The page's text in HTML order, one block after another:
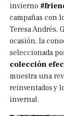
invierno
campañas con
Teresa Andrés,
ocasión, la
seleccionada
colección
muestra una
reinventados y
invernal.